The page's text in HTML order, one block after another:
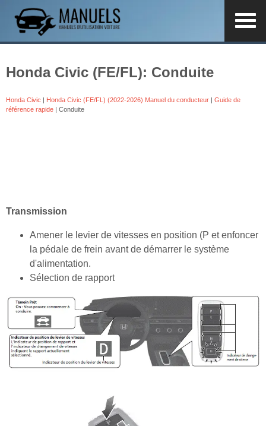
Honda Civic (FE/FL): Conduite
Honda Civic | Honda Civic (FE/FL) (2022-2026) Manuel du conducteur | Guide de
référence rapide | Conduite
Transmission
Amener le levier de vitesses en position (P et enfoncer
la pédale de frein avant de démarrer le système
d'alimentation.
Sélection de rapport